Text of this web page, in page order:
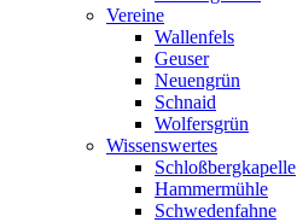
Vereine
Wallenfels
Geuser
Neuengrün
Schnaid
Wolfersgrün
Wissenswertes
Schloßbergkapelle
Hammermühle
Schwedenfahne